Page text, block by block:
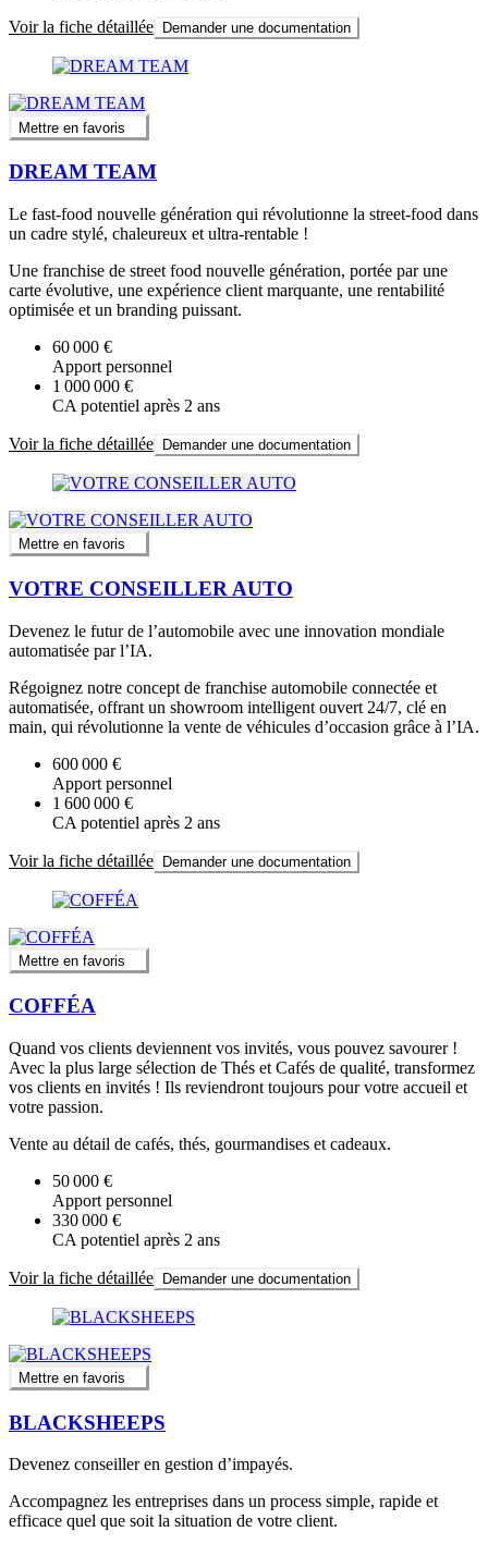
Voir la fiche détaillée Demander une documentation
Mettre en favoris
DREAM TEAM
Le fast-food nouvelle génération qui révolutionne la street-food dans
un cadre stylé, chaleureux et ultra-rentable !
Une franchise de street food nouvelle génération, portée par une
carte évolutive, une expérience client marquante, une rentabilité
optimisée et un branding puissant.
60 000 €
Apport personnel
1 000 000 €
CA potentiel après 2 ans
Voir la fiche détaillée Demander une documentation
Mettre en favoris
VOTRE CONSEILLER AUTO
Devenez le futur de l’automobile avec une innovation mondiale
automatisée par l’IA.
Régoignez notre concept de franchise automobile connectée et
automatisée, offrant un showroom intelligent ouvert 24/7, clé en
main, qui révolutionne la vente de véhicules d’occasion grâce à l’IA.
600 000 €
Apport personnel
1 600 000 €
CA potentiel après 2 ans
Voir la fiche détaillée Demander une documentation
Mettre en favoris
COFFÉA
Quand vos clients deviennent vos invités, vous pouvez savourer !
Avec la plus large sélection de Thés et Cafés de qualité, transformez
vos clients en invités ! Ils reviendront toujours pour votre accueil et
votre passion.
Vente au détail de cafés, thés, gourmandises et cadeaux.
50 000 €
Apport personnel
330 000 €
CA potentiel après 2 ans
Voir la fiche détaillée Demander une documentation
Mettre en favoris
BLACKSHEEPS
Devenez conseiller en gestion d’impayés.
Accompagnez les entreprises dans un process simple, rapide et
efficace quel que soit la situation de votre client.